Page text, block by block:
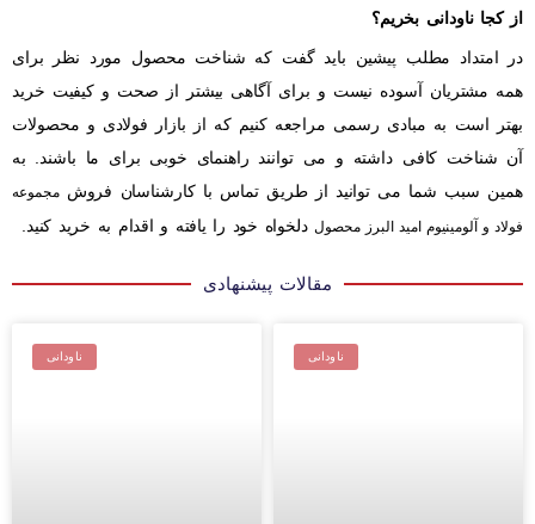
از کجا ناودانی بخریم؟
در امتداد مطلب پیشین باید گفت که شناخت محصول مورد نظر برای
همه مشتریان آسوده نیست و برای آگاهی بیشتر از صحت و کیفیت خرید
بهتر است به مبادی رسمی مراجعه کنیم که از بازار فولادی و محصولات
آن شناخت کافی داشته و می توانند راهنمای خوبی برای ما باشند. به
همین سبب شما می توانید از طریق تماس با کارشناسان فروشمجموعه
فولاد و آلومینیوم امید البرز محصول دلخواه خود را یافته و اقدام به خرید کنید.
مقالات پیشنهادی
ناودانی ناودانی